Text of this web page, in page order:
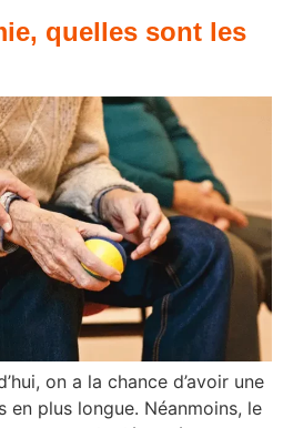
quelles sont les
on a la chance d’avoir une
en plus longue. Néanmoins, le